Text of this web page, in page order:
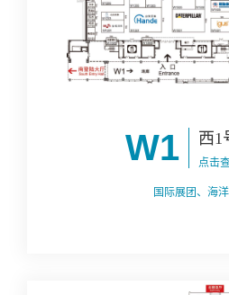
W1 西1
点击
国际展团、海